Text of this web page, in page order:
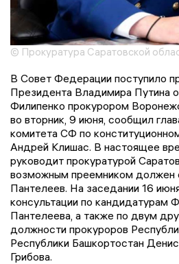
© Прокуратура Саратовской
В Совет Федерации поступило
Президента Владимира Путина
Филипенко прокурором
во вторник, 9 июня, сообщил
комитета СФ по
Андрей Клишас. В настоящее
руководит прокуратурой
возможным преемником должен
Пантелеев. На заседании 16
консультации по кандидатурам
Пантелеева, а также по двум
должности прокуроров
Республики Башкортостан
Грибова.